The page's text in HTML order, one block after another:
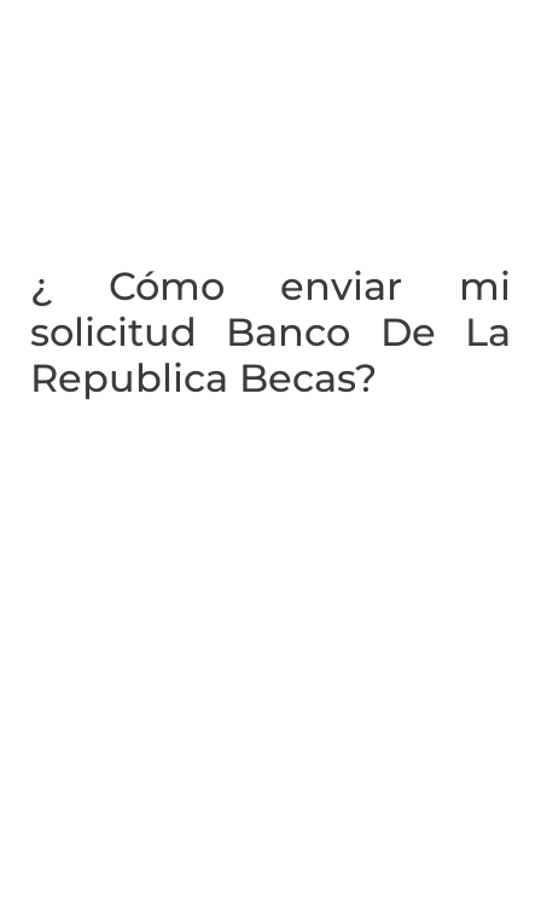
¿ Cómo enviar mi
solicitud Banco De La
Republica Becas?